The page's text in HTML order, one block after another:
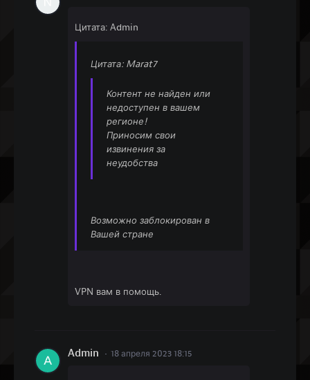
Цитата: Admin
Цитата: Marat7
Контент не найден или
недоступен в вашем
регионе!
Приносим свои
извинения за
неудобства
Возможно заблокирован в
Вашей стране
VPN вам в помощь.
Admin 18 апреля 2023 18:15